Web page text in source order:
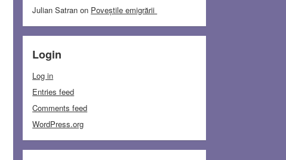
Julian Satran on Poveștile emigrării
Login
Log in
Entries feed
Comments feed
WordPress.org